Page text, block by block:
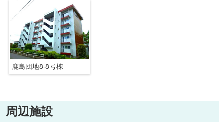
鹿島団地8-8号棟
周辺施設